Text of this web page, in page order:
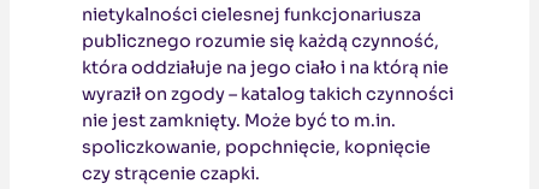
nietykalności cielesnej funkcjonariusza
publicznego rozumie się każdą czynność,
która oddziałuje na jego ciało i na którą nie
wyraził on zgody – katalog takich czynności
nie jest zamknięty. Może być to m.in.
spoliczkowanie, popchnięcie, kopnięcie
czy strącenie czapki.